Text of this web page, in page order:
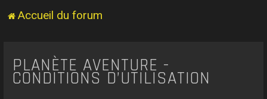
Accueil du forum
PLANÈTE AVENTURE -
CONDITIONS D’UTILISATION